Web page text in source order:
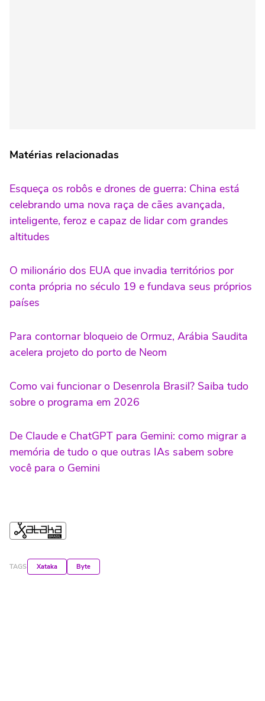
Matérias relacionadas
Esqueça os robôs e drones de guerra: China está
celebrando uma nova raça de cães avançada,
inteligente, feroz e capaz de lidar com grandes
altitudes
O milionário dos EUA que invadia territórios por
conta própria no século 19 e fundava seus próprios
países
Para contornar bloqueio de Ormuz, Arábia Saudita
acelera projeto do porto de Neom
Como vai funcionar o Desenrola Brasil? Saiba tudo
sobre o programa em 2026
De Claude e ChatGPT para Gemini: como migrar a
memória de tudo o que outras IAs sabem sobre
você para o Gemini
TAGS Xataka Byte